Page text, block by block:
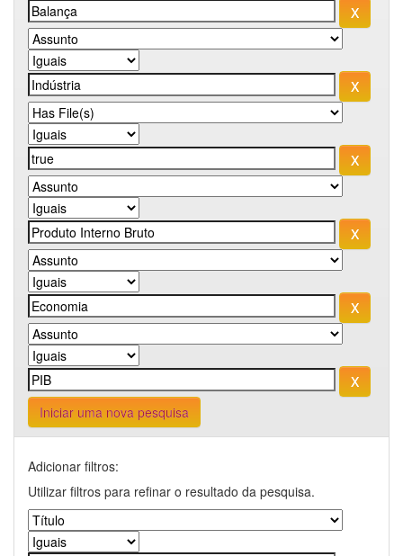
Iniciar uma nova pesquisa
Adicionar filtros:
Utilizar filtros para refinar o resultado da pesquisa.